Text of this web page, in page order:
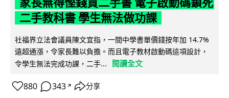
二手教科書 學生無法做功課
社福界立法會議員陳文宜指，一間中學書單價錢按年加 14.7%
遠超通漲，令家長難以負擔。而且電子教材啟動碼這項設計，
令學生無法完成功課，二手...
閱讀全文
880 343 ↗ 分享